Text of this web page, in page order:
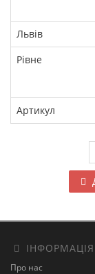
Львів
Рівне
Артикул
ІНФОРМАЦІЯ
Про нас